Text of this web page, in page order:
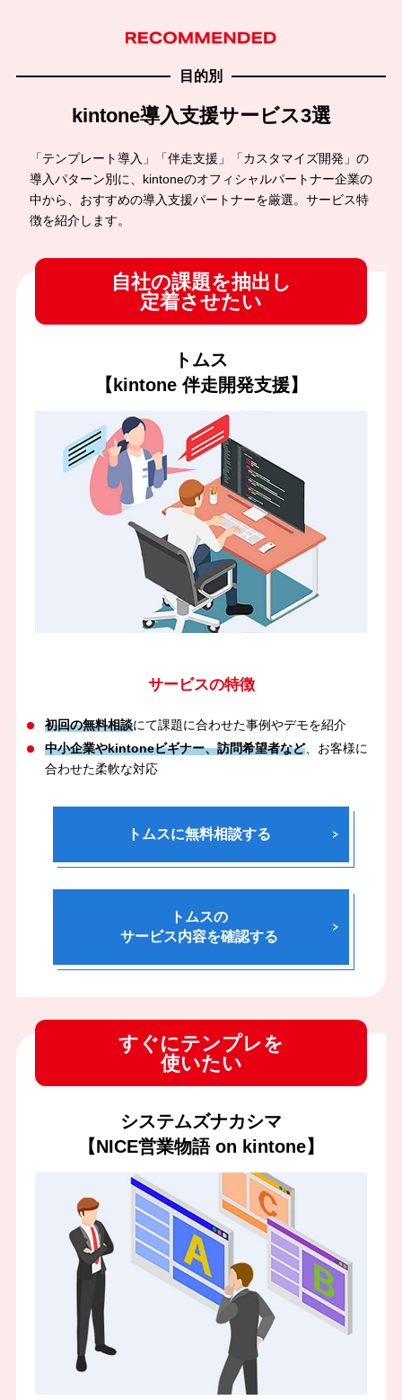
目的別
kintone導入支援サービス3選
「テンプレート導入」「伴走支援」「カスタマイズ開発」の
導入パターン別に、kintoneのオフィシャルパートナー企業の
中から、おすすめの導入支援パートナーを厳選。サービス特
徴を紹介します。
自社の課題を抽出し
定着させたい
トムス
【kintone 伴走開発支援】
サービスの特徴
初回の無料相談にて課題に合わせた事例やデモを紹介
中小企業やkintoneビギナー、訪問希望者など、お客様に
合わせた柔軟な対応
トムスに無料相談する
トムスの
サービス内容を確認する
すぐにテンプレを
使いたい
システムズナカシマ
【NICE営業物語 on kintone】